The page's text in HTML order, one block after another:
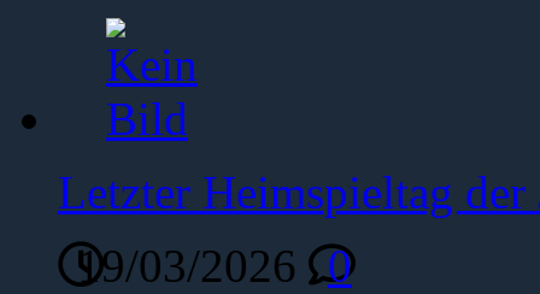
Letzter Heimspieltag der
19/03/2026
0